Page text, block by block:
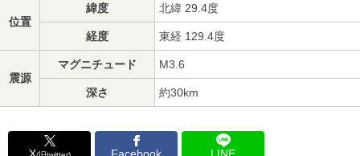
位置
緯度 北緯 29.4度
経度 東経 129.4度
震源
マグニチュード M3.6
深さ 約30km